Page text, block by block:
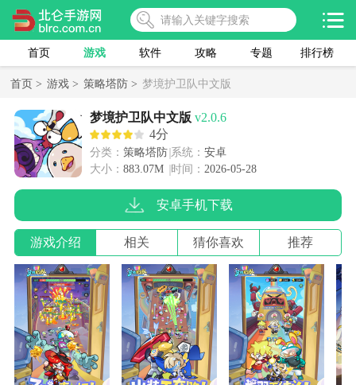
首页 游戏 软件 攻略 专题 排行榜
首页 > 游戏 > 策略塔防 > 梦境护卫队中文版
梦境护卫队中文版 v2.0.6
4分
分类： 策略塔防 系统： 安卓
大小： 883.07M 时间： 2026-05-28
安卓手机下载
游戏介绍 相关 猜你喜欢 推荐